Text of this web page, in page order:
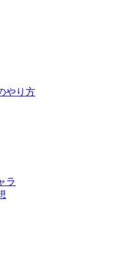
やり方
ラ